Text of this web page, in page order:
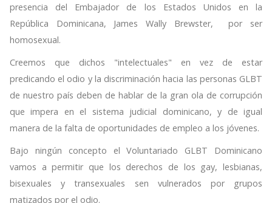
presencia del Embajador de los Estados Unidos en la
República Dominicana, James Wally Brewster, por ser
homosexual.
Creemos que dichos "intelectuales" en vez de estar
predicando el odio y la discriminación hacia las personas GLBT
de nuestro país deben de hablar de la gran ola de corrupción
que impera en el sistema judicial dominicano, y de igual
manera de la falta de oportunidades de empleo a los jóvenes.
Bajo ningún concepto el Voluntariado GLBT Dominicano
vamos a permitir que los derechos de los gay, lesbianas,
bisexuales y transexuales sen vulnerados por grupos
matizados por el odio.